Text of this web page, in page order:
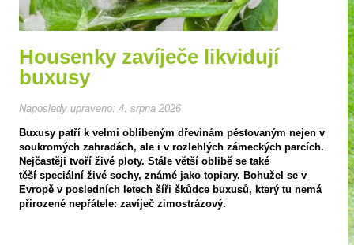
Housenky zavíječe likvidují
buxusy
Naposledy upraveno: 4. srpna 2026
Buxusy patří k velmi oblíbeným dřevinám pěstovaným nejen v
soukromých zahradách, ale i v rozlehlých zámeckých parcích.
Nejčastěji tvoří živé ploty. Stále větší oblibě se také
těší speciální živé sochy, známé jako topiary. Bohužel se v
Evropě v posledních letech šíři škůdce buxusů, který tu nemá
přirozené nepřátele: zavíječ zimostrázový.